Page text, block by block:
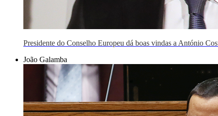
Presidente do Conselho Europeu dá boas vindas a António
João Galamba